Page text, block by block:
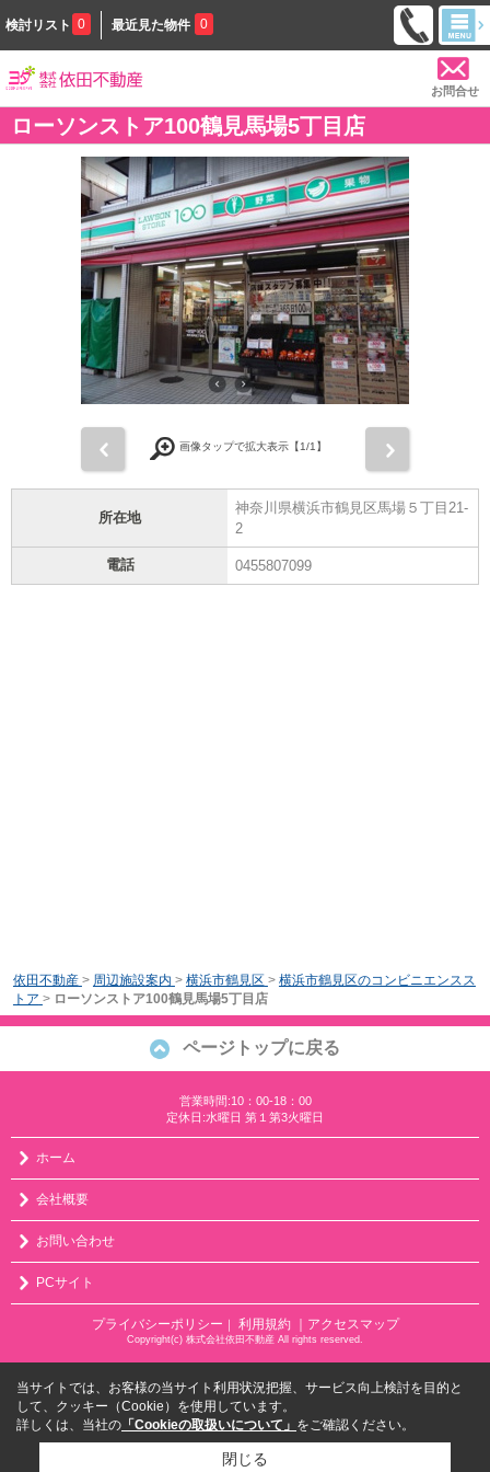
検討リスト 0 最近見た物件 0
お問合せ
ローソンストア100鶴見馬場5丁目店
画像タップで拡大表示【1/1】
所在地
神奈川県横浜市鶴見区馬場５丁目21-
2
電話 0455807099
依田不動産 > 周辺施設案内 > 横浜市鶴見区 > 横浜市鶴見区のコンビニエンスス
トア > ローソンストア100鶴見馬場5丁目店
ページトップに戻る
営業時間:10：00-18：00
定休日:水曜日 第１第3火曜日
ホーム
会社概要
お問い合わせ
PCサイト
プライバシーポリシー ｜ 利用規約 ｜アクセスマップ
Copyright(c) 株式会社依田不動産 All rights reserved.
当サイトでは、お客様の当サイト利用状況把握、サービス向上検討を目的と
して、クッキー（Cookie）を使用しています。
詳しくは、当社の 「Cookieの取扱いについて」 をご確認ください。
閉じる